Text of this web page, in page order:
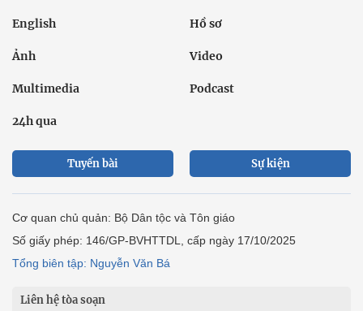
English Hồ sơ
Ảnh Video
Multimedia Podcast
24h qua
Tuyến bài Sự kiện
Cơ quan chủ quản: Bộ Dân tộc và Tôn giáo
Số giấy phép: 146/GP-BVHTTDL, cấp ngày 17/10/2025
Tổng biên tập: Nguyễn Văn Bá
Liên hệ tòa soạn